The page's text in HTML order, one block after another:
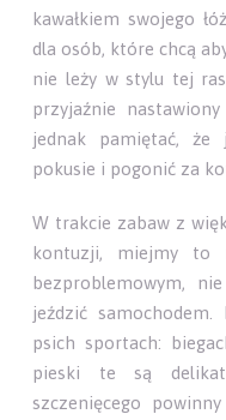
kawałkiem swojego
dla osób, które chcą
nie leży w stylu tej
przyjaźnie
jednak pamiętać,
pokusie i pogonić za
W trakcie zabaw z
kontuzji, miejmy to
bezproblemowym,
jeździć
psich sportach:
pieski te są
szczenięcego